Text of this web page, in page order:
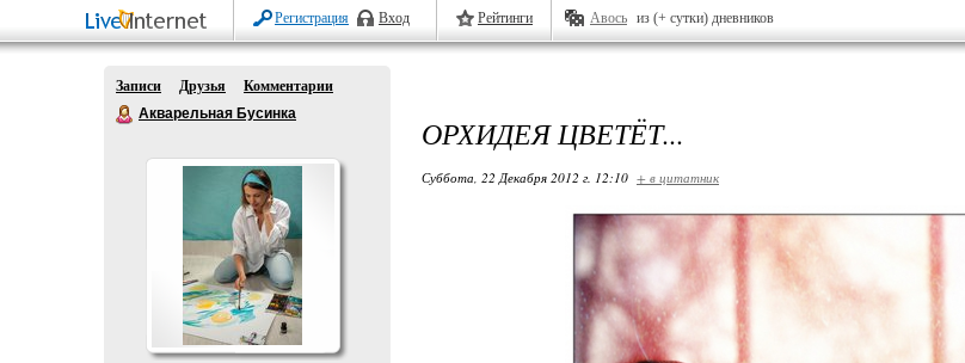
Регистрация Вход Рейтинги Авось из (+ сутки) дневников
Записи Друзья
Комментарии
Акварельная Бусинка
ОРХИДЕЯ ЦВЕТЁТ...
Суббота, 22 Декабря 2012 г. 12:10 + в цитатник